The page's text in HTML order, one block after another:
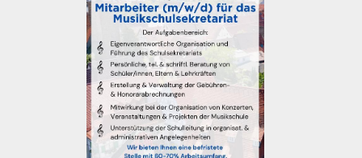
ÖPNV
Bürgerbus (MOBS)
Abfall und Entsorgung
Kultur & Freizeit